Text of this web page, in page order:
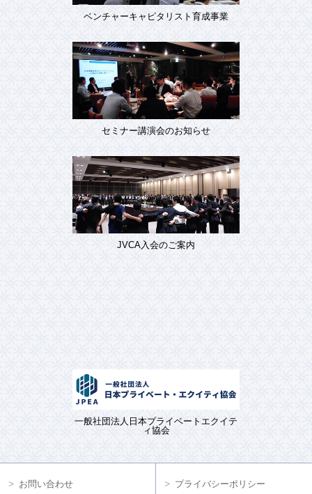
ベンチャーキャピタリスト育成事業
セミナー講演会のお知らせ
JVCA入会のご案内
一般社団法人日本プライベートエクイテ
ィ協会
お問い合わせ プライバシーポリシー